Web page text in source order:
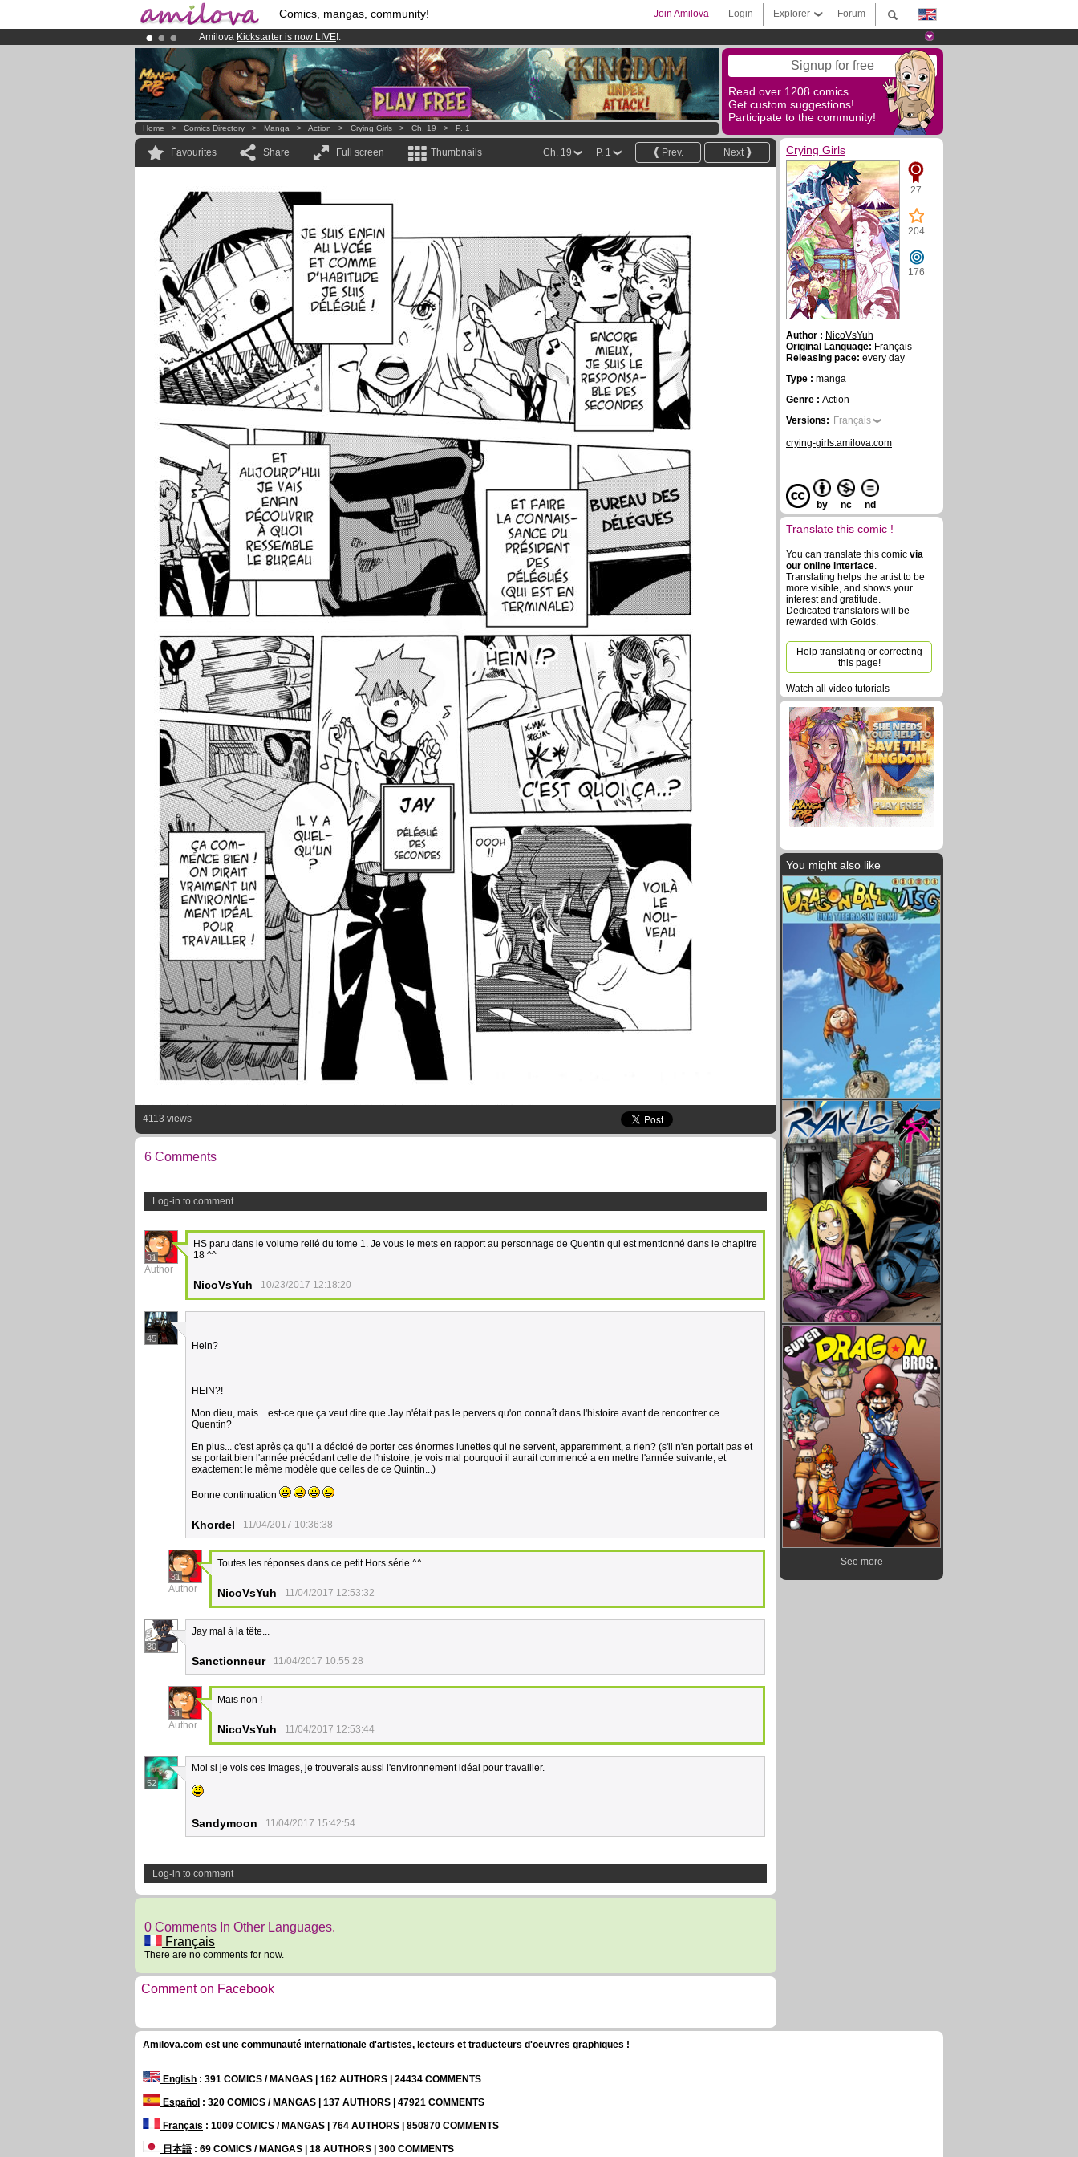
Comics, mangas, community! Forum
Explorer
Login
Join Amilova
Amilova Kickstarter is now LIVE!.
Premium membership from3.95 eurosper month !Get membership now
Already 100000membersand 1000 comics & mangas!. Signup for free
Read over 1208 comics
Get custom suggestions!
Participate to the community!
Home > Comics Directory > Manga > Action > Crying Girls > Ch. 19 > P. 1
Favourites Share Full screen Thumbnails Next
Prev.
P. 1
Ch. 19
4113 views
6 Comments
Log-in to comment
31
Author
HS paru dans le volume relié du tome 1. Je vous le mets en rapport au personnage de Quentin qui est mentionné dans le chapitre
18 ^^
NicoVsYuh 10/23/2017 12:18:20
45
...
Hein?
......
HEIN?!
Mon dieu, mais... est-ce que ça veut dire que Jay n'était pas le pervers qu'on connaît dans l'histoire avant de rencontrer ce
Quentin?
En plus... c'est après ça qu'il a décidé de porter ces énormes lunettes qui ne servent, apparemment, a rien? (s'il n'en portait pas et
se portait bien l'année précédant celle de l'histoire, je vois mal pourquoi il aurait commencé a en mettre l'année suivante, et
exactement le même modèle que celles de ce Quintin...)
Bonne continuation
Khordel 11/04/2017 10:36:38
31
Author
Toutes les réponses dans ce petit Hors série ^^
NicoVsYuh 11/04/2017 12:53:32
30
Jay mal à la tête...
Sanctionneur 11/04/2017 10:55:28
31
Author
Mais non !
NicoVsYuh 11/04/2017 12:53:44
52
Moi si je vois ces images, je trouverais aussi l'environnement idéal pour travailler.
Sandymoon 11/04/2017 15:42:54
Log-in to comment
0 Comments In Other Languages.
Français
There are no comments for now.
Comment on Facebook
Crying Girls
27
204
176
Author : NicoVsYuh
Original Language: Français
Releasing pace: every day
Type : manga
Genre : Action
Versions: Français
crying-girls.amilova.com
by nc nd
Translate this comic !
You can translate this comic via
our online interface.
Translating helps the artist to be
more visible, and shows your
interest and gratitude.
Dedicated translators will be
rewarded with Golds.
Help translating or correcting
this page!
Watch all video tutorials
You might also like
See more
Amilova.com est une communauté internationale d'artistes, lecteurs et traducteurs d'oeuvres graphiques !
English : 391 COMICS / MANGAS | 162 AUTHORS | 24434 COMMENTS
Español : 320 COMICS / MANGAS | 137 AUTHORS | 47921 COMMENTS
Français : 1009 COMICS / MANGAS | 764 AUTHORS | 850870 COMMENTS
日本語: 69 COMICS / MANGAS | 18 AUTHORS | 300 COMMENTS